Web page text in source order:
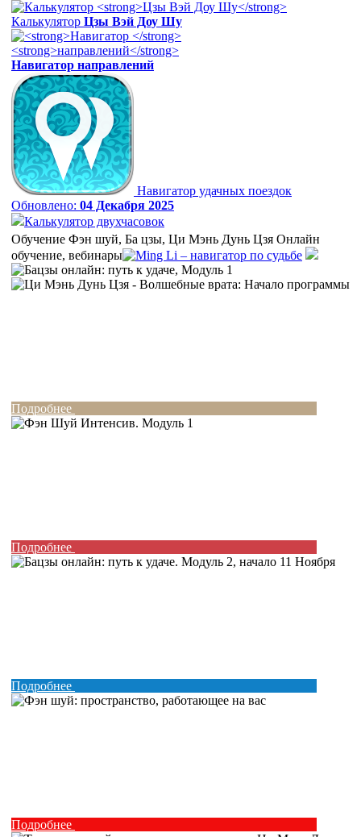
Калькулятор Цзы Вэй Доу Шу
Навигатор направлений
Навигатор удачных поездок
Обновлено: 04 Декабря 2025
Калькулятор двухчасовок
Обучение Фэн шуй, Ба цзы, Ци Мэнь Дунь Цзя Онлайн
обучение, вебинары
Подробнее
Подробнее
Подробнее
Подробнее